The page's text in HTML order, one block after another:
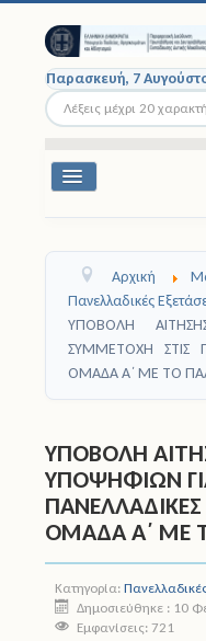
Παρασκευή, 7
Αναζήτηση...
Εναλλαγή
Σχολικές Μονάδες
Εκπαιδευτικοί
Νομοθεσία
Άδειες
Έντυπα
Πολιτική Προστασία
Αρχική
Πανελλαδικές
ΥΠΟΒΟΛΗ
ΣΥΜΜΕΤΟΧΗ ΣΤΙΣ
ΟΜΑΔΑ Α΄ ΜΕ ΤΟ
ΥΠΟΒΟΛΗ
ΥΠΟΨΗΦΙΩΝ
ΠΑΝΕΛΛΑΔΙΚΕΣ
ΟΜΑΔΑ Α΄ ΜΕ
Κατηγορία:
Δημοσιεύθηκε : 10
Εμφανίσεις: 721